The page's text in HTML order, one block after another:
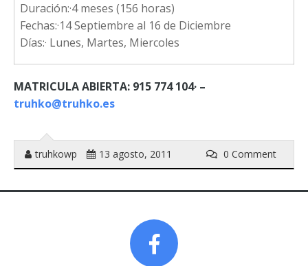
Duración:·4 meses (156 horas)
Fechas:·14 Septiembre al 16 de Diciembre
Días:· Lunes, Martes, Miercoles
MATRICULA ABIERTA: 915 774 104· –
truhko@truhko.es
truhkowp 13 agosto, 2011 0 Comment